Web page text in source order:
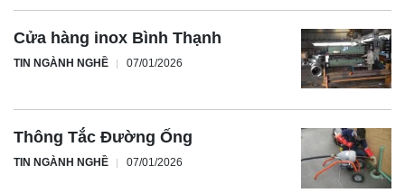
Cửa hàng inox Bình Thạnh
TIN NGÀNH NGHỀ 07/01/2026
Thông Tắc Đường Ống
TIN NGÀNH NGHỀ 07/01/2026